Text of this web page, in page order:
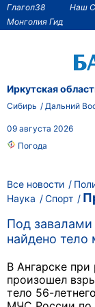
Глагол38 Наш
Монголия Гид
Иркутская
Сибирь
Дальний
09 августа 2026
Погода
Все новости
Наука
Спорт
Под завалами
найдено
В Ангарске
произошел
тело 56-